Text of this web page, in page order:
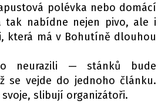
polévka nebo domácí
tak nabídne nejen pivo, ale i
která má v Bohutíně dlouhou
neurazili — stánků bude
se vejde do jednoho článku.
svoje, slibují organizátoři.